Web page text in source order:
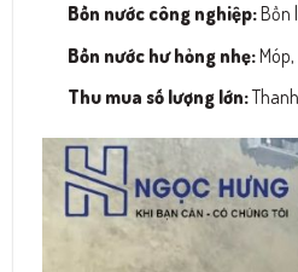
Bồn nước công nghiệp:Bồn
Bồn nước hư hỏng nhẹ:Móp,
Thu mua số lượng lớn: